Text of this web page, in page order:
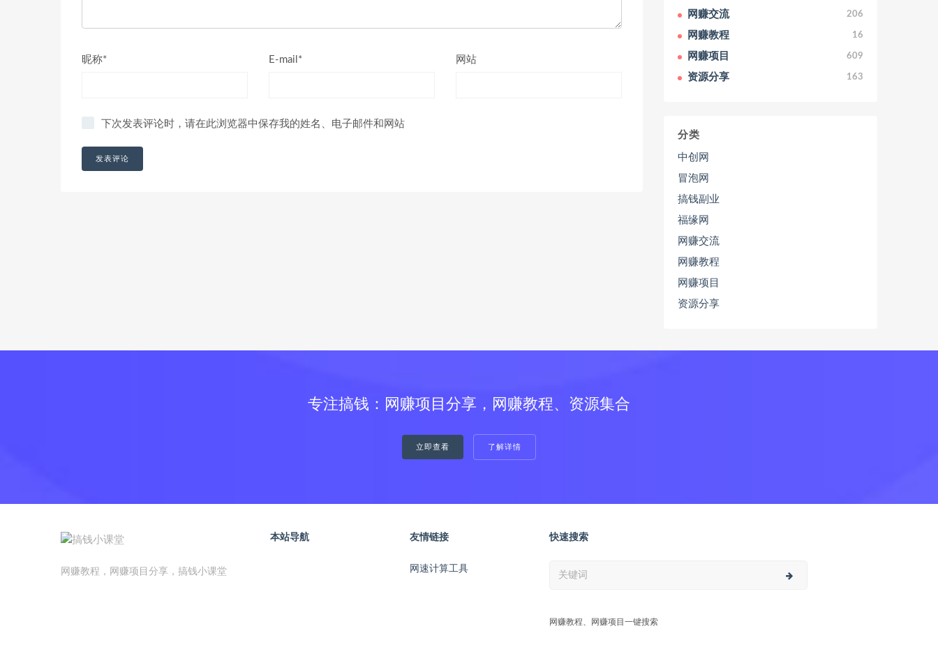
昵称* E-mail* 网站
下次发表评论时，请在此浏览器中保存我的姓名、电子邮件和网站
网赚交流 206
网赚教程 16
网赚项目 609
资源分享 163
分类
中创网
冒泡网
搞钱副业
福缘网
网赚交流
网赚教程
网赚项目
资源分享
专注搞钱：网赚项目分享，网赚教程、资源集合
立即查看 了解详情
网赚教程，网赚项目分享，搞钱小课堂
本站导航 友情链接
网速计算工具
快速搜索
网赚教程、网赚项目一键搜索